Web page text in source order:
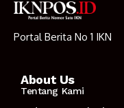
Portal Berita No 1 IKN
About Us
Tentang Kami